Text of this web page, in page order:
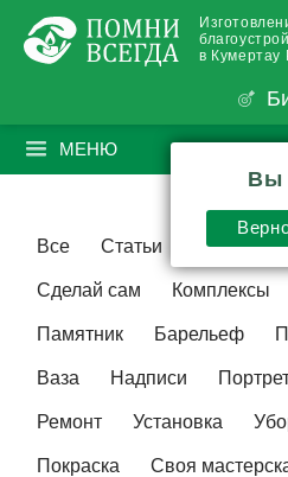
в Кумертау
МЕНЮ
Все Статьи Видео
Сделай сам Комплексы
Памятник Барельеф
Ваза Надписи
Ремонт Установка
Покраска Своя
Вы